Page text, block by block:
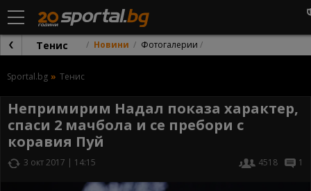
Тенис Новини Фотогалерии
Sportal.bg Тенис
Непримирим Надал показа характер,
спаси 2 мачбола и се пребори с
коравия Пуй
3 окт 2017 | 14:15 4518 1